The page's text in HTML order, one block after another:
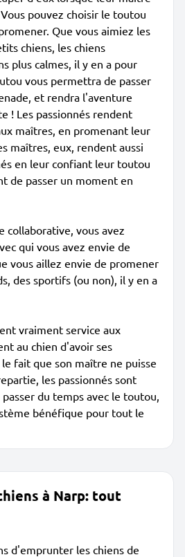
pouvez choisir le toutou
Que vous aimiez les
chiens, les chiens
plus calmes, il y en a pour
vous permettra de passer
et rendra l'aventure
! Les passionnés rendent
maîtres, en promenant leur
maîtres, eux, rendent aussi
en leur confiant leur toutou
de passer un moment en
collaborative, vous avez
qui vous avez envie de
vous aillez envie de promener
des sportifs (ou non), il y en a
vraiment service aux
au chien d'avoir ses
fait que son maître ne puisse
les passionnés sont
du temps avec le toutou,
bénéfique pour tout le
à Narp: tout
d'emprunter les chiens de